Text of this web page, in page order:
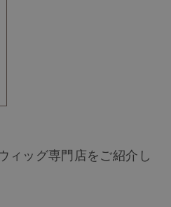
ィッグ専門店をご紹介し